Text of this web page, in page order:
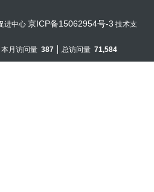
进中心 京ICP备15062954号-3 技术支
本月访问量 387 总访问量 71,584